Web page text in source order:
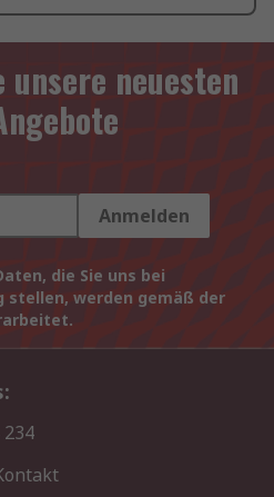
neuesten
Anmelden
die Sie uns bei
stellen, werden gemäß der
234